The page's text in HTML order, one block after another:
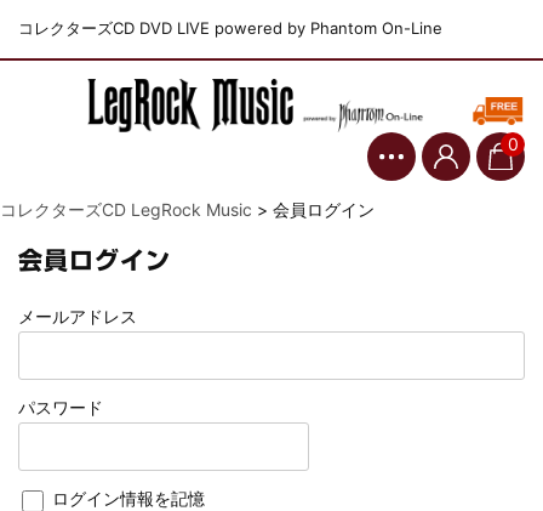
コレクターズCD DVD LIVE powered by Phantom On-Line
0
コレクターズCD LegRock Music > 会員ログイン
会員ログイン
メールアドレス
パスワード
ログイン情報を記憶